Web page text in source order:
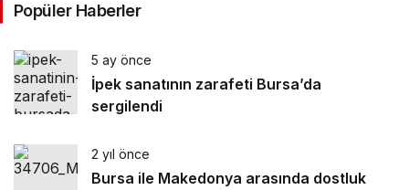
Popüler Haberler
5 ay önce
İpek sanatının zarafeti Bursa’da
sergilendi
2 yıl önce
Bursa ile Makedonya arasında dostluk